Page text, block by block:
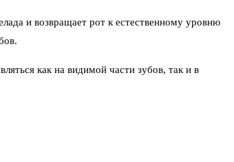
и возвращает рот к естественному уровню
как на видимой части зубов, так и в